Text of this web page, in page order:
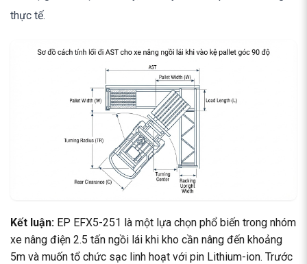
thực tế.
Kết luận: EP EFX5-251 là một lựa chọn phổ biến trong nhóm
xe nâng điện 2.5 tấn ngồi lái khi kho cần nâng đến khoảng
5m và muốn tổ chức sạc linh hoạt với pin Lithium-ion. Trước